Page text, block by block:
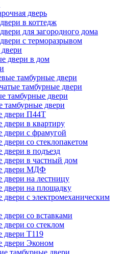
дверь
в коттедж
для загородного дома
с терморазрывом
двери в дом
тамбурные двери
тамбурные двери
тамбурные двери
тамбурные двери
двери П44Т
двери в квартиру
двери с фрамугой
со стеклопакетом
в подъезд
двери в частный дом
двери МДФ
двери на лестницу
двери на площадку
с электромеханическим
со вставками
со стеклом
двери Т119
двери Эконом
тамбурные двери